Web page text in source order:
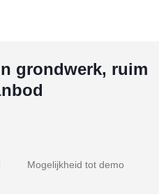
grondwerk, ruim
Mogelijkheid tot demo